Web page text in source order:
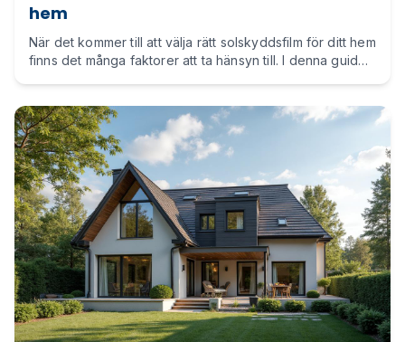
hem
När det kommer till att välja rätt solskyddsfilm för ditt hem
finns det många faktorer att ta hänsyn till. I denna guide